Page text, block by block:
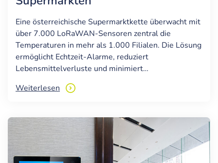
Eine österreichische Supermarktkette überwacht mit
über 7.000 LoRaWAN-Sensoren zentral die
Temperaturen in mehr als 1.000 Filialen. Die Lösung
ermöglicht Echtzeit-Alarme, reduziert
Lebensmittelverluste und minimiert…
Weiterlesen